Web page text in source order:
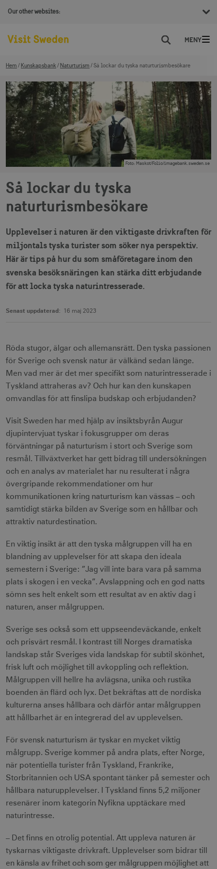
Our other websites:
Sök
Hem Kunskapsbank Naturturism Så lockar du tyska naturturismbesökare
Foto: Maskot/Folio/imagebank.sweden.se
Så lockar du tyska
naturturismbesökare
Upplevelser i naturen är den viktigaste drivkraften för
miljontals tyska turister som söker nya perspektiv.
Här är tips på hur du som småföretagare inom den
svenska besöksnäringen kan stärka ditt erbjudande
för att locka tyska naturintresserade.
Senast uppdaterad: 16 maj 2023
Röda stugor, älgar och allemansrätt. Den tyska passionen
för Sverige och svensk natur är välkänd sedan länge.
Men vad mer är det mer specifikt som naturintresserade i
Tyskland attraheras av? Och hur kan den kunskapen
omvandlas för att finslipa budskap och erbjudanden?
Visit Sweden har med hjälp av insiktsbyrån Augur
djupintervjuat tyskar i fokusgrupper om deras
förväntningar på naturturism i stort och Sverige som
resmål. Tillväxtverket har gett bidrag till undersökningen
och en analys av materialet har nu resulterat i några
övergripande rekommendationer om hur
kommunikationen kring naturturism kan vässas – och
samtidigt stärka bilden av Sverige som en hållbar och
attraktiv naturdestination.
En viktig insikt är att den tyska målgruppen vill ha en
blandning av upplevelser för att skapa den ideala
semestern i Sverige: ”Jag vill inte bara vara på samma
plats i skogen i en vecka”. Avslappning och en god natts
sömn ses helt enkelt som ett resultat av en aktiv dag i
naturen, anser målgruppen.
Sverige ses också som ett uppseendeväckande, enkelt
och prisvärt resmål. I kontrast till Norges dramatiska
landskap står Sveriges vida landskap för subtil skönhet,
frisk luft och möjlighet till avkoppling och reflektion.
Målgruppen vill hellre ha avlägsna, unika och rustika
boenden än flärd och lyx. Det bekräftas att de nordiska
kulturerna anses hållbara och därför antar målgruppen
att hållbarhet är en integrerad del av upplevelsen.
För svensk naturturism är tyskar en mycket viktig
målgrupp. Sverige kommer på andra plats, efter Norge,
när potentiella turister från Tyskland, Frankrike,
Storbritannien och USA spontant tänker på semester och
hållbara naturupplevelser. I Tyskland finns 5,2 miljoner
resenärer inom kategorin Nyfikna upptäckare med
naturintresse.
– Det finns en otrolig potential. Att uppleva naturen är
tyskarnas viktigaste drivkraft. Upplevelser som bidrar till
en känsla av frihet och som ger målgruppen möjlighet att